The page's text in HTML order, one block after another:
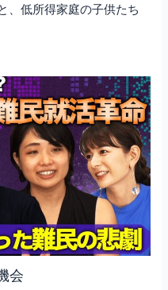
、低所得家庭の子供たち
会